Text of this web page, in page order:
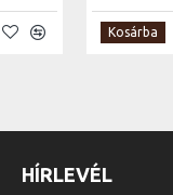
Kosárba
HÍRLEVÉL